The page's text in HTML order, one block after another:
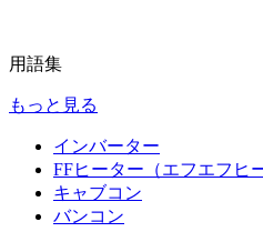
用語集
もっと見る
インバーター
FFヒーター（エフエフヒ
キャブコン
バンコン